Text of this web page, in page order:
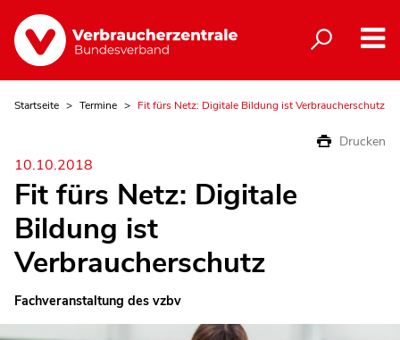
Startseite Termine Fit fürs Netz: Digitale Bildung ist Verbraucherschutz
Drucken
10.10.2018
Fit fürs Netz: Digitale
Bildung ist
Verbraucherschutz
Fachveranstaltung des vzbv